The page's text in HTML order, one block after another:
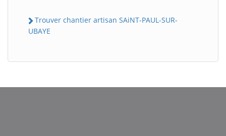
Trouver chantier artisan SAiNT-PAUL-SUR-
UBAYEBatiWebPro